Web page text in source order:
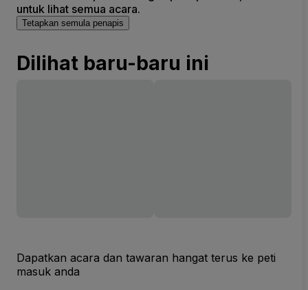
untuk lihat semua acara.
Tetapkan semula penapis
Dilihat baru-baru ini
Dapatkan acara dan tawaran hangat terus ke peti
masuk anda